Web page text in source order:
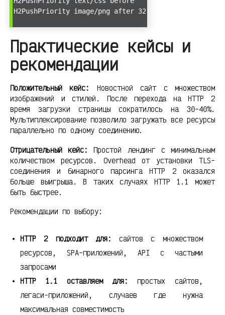
H2PushPriority image/png after 32
Практические кейсы и
рекомендации
Положительный кейс:
Новостной сайт с множеством
изображений и стилей. После перехода на HTTP 2
время загрузки страницы сократилось на 30-40%.
Мультиплексирование позволило загружать все ресурсы
параллельно по одному соединению.
Отрицательный кейс:
Простой лендинг с минимальным
количеством ресурсов. Overhead от установки TLS-
соединения и бинарного парсинга HTTP 2 оказался
больше выигрыша. В таких случаях HTTP 1.1 может
быть быстрее.
Рекомендации по выбору:
HTTP 2 подходит для: сайтов с множеством
ресурсов, SPA-приложений, API с частыми
запросами
HTTP 1.1 оставляем для:
простых сайтов,
легаси-приложений, случаев где нужна
максимальная совместимость